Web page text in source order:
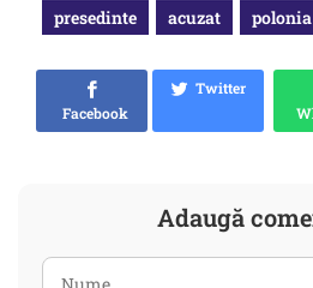
presedinte acuzat polonia
Facebook
Twitter
Adaugă